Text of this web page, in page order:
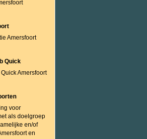
Amersfoort
Quick
Amersfoort
voor
als doelgroep
en/of
en